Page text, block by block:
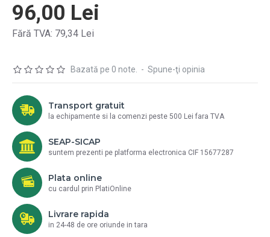
Bazată pe 0 note. - Spune-ţi opinia
96,00 Lei
Fără TVA: 79,34 Lei
Transport gratuit
la echipamente si la comenzi peste 500 Lei fara TVA
SEAP-SICAP
suntem prezenti pe platforma electronica CIF 15677287
Plata online
cu cardul prin PlatiOnline
Livrare rapida
in 24-48 de ore oriunde in tara